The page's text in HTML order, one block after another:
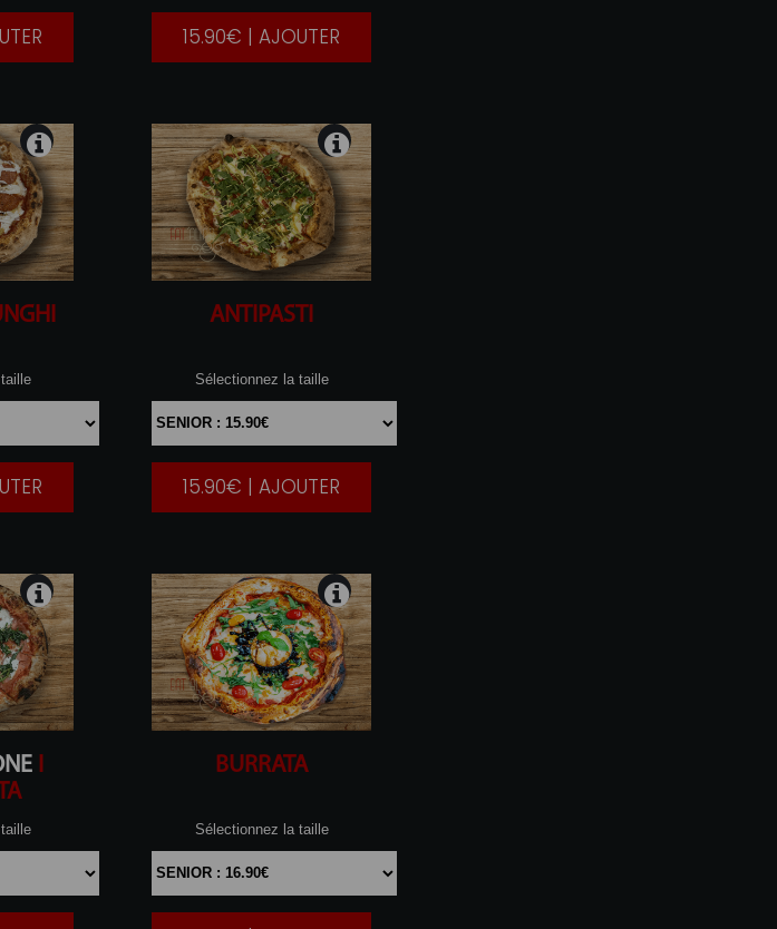
|
15.90€ | AJOUTER
ANTIPASTI
Sélectionnez la taille
|
15.90€ | AJOUTER
I
BURRATA
Sélectionnez la taille